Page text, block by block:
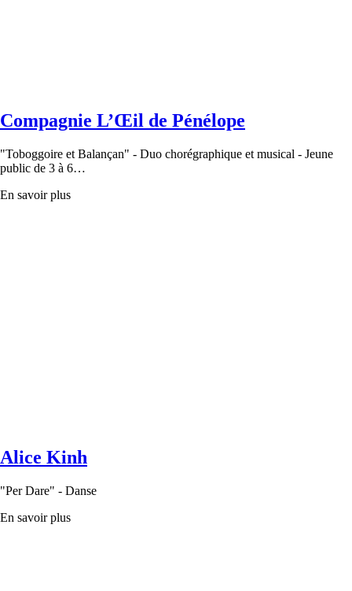
Compagnie L’Œil de Pénélope
"Toboggoire et Balançan" - Duo chorégraphique et musical - Jeune
public de 3 à 6…
En savoir plus
Alice Kinh
"Per Dare" - Danse
En savoir plus